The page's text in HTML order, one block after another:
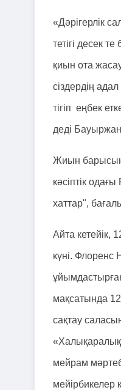
«Дәрігерлік
тетігі десек
қиын ота
сіздердің
тігіп еңбек
деді
Жиын
кәсіптік
хаттар",
Айта кетейік,
күні. Флоренс
мақсатында
сақтау
«Халықаралық
мейрам
мейірбикелер